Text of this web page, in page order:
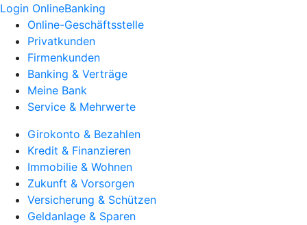
Login OnlineBanking
Online-Geschäftsstelle
Privatkunden
Firmenkunden
Banking & Verträge
Meine Bank
Service & Mehrwerte
Girokonto & Bezahlen
Kredit & Finanzieren
Immobilie & Wohnen
Zukunft & Vorsorgen
Versicherung & Schützen
Geldanlage & Sparen